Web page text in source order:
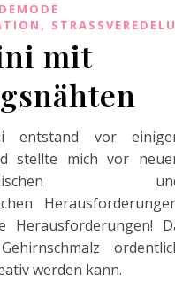
,
mit
entstand vor
stellte mich vor
Herausforderungen!
werden kann.